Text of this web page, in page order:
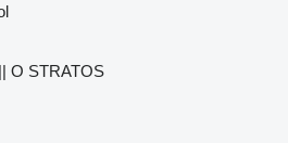
O STRATOS